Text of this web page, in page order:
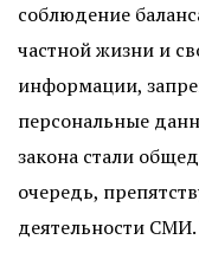
соблюдение
частной жизни и
информации,
персональные
закона стали
очередь,
деятельности СМИ.